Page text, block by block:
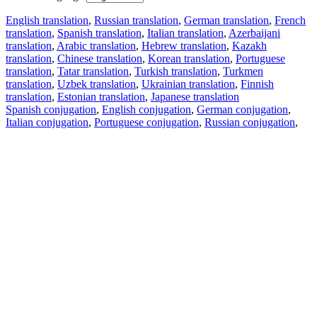
English translation, Russian translation, German translation, French
translation, Spanish translation, Italian translation, Azerbaijani
translation, Arabic translation, Hebrew translation, Kazakh
translation, Chinese translation, Korean translation, Portuguese
translation, Tatar translation, Turkish translation, Turkmen
translation, Uzbek translation, Ukrainian translation, Finnish
translation, Estonian translation, Japanese translation
Spanish conjugation, English conjugation, German conjugation,
Italian conjugation, Portuguese conjugation, Russian conjugation,